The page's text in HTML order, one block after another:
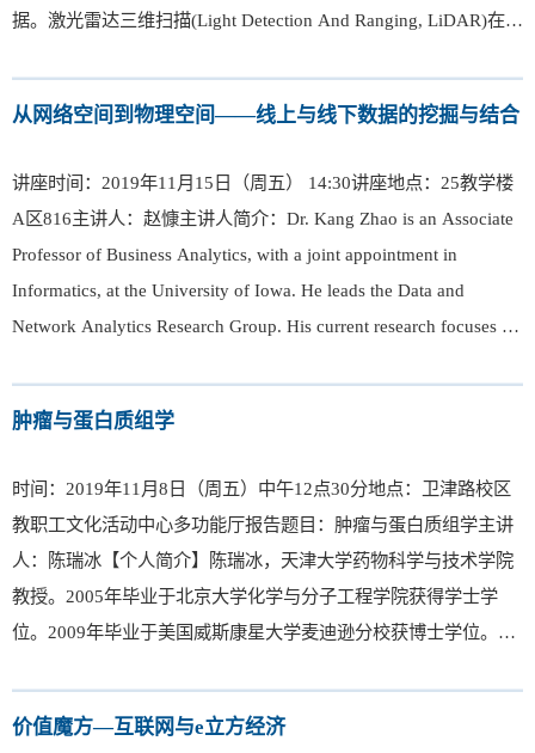
据。激光雷达三维扫描(Light Detection And Ranging, LiDAR)在短
从网络空间到物理空间——线上与线下数据的挖掘与结合
讲座时间：2019年11月15日（周五） 14:30讲座地点：25教学楼
A区816主讲人：赵慷主讲人简介：Dr. Kang Zhao is an Associate
Professor of Business Analytics, with a joint appointment in
Informatics, at the University of Iowa. He leads the Data and
Network Analytics Research Group. His current research focuses on
肿瘤与蛋白质组学
时间：2019年11月8日（周五）中午12点30分地点：卫津路校区
教职工文化活动中心多功能厅报告题目：肿瘤与蛋白质组学主讲
人：陈瑞冰【个人简介】陈瑞冰，天津大学药物科学与技术学院
教授。2005年毕业于北京大学化学与分子工程学院获得学士学
位。2009年毕业于美国威斯康星大学麦迪逊分校获博士学位。主
号。目...
价值魔方—互联网与e立方经济